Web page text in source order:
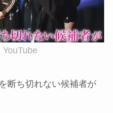
断ち切れない候補者が